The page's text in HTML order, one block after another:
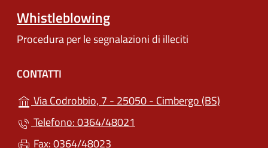
Whistleblowing
Procedura per le segnalazioni di illeciti
CONTATTI
Via Codrobbio, 7 - 25050 - Cimbergo (BS)
Telefono: 0364/48021
Fax: 0364/48023